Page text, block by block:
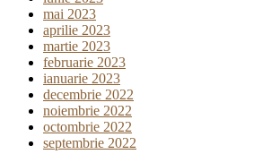
mai 2023
aprilie 2023
martie 2023
februarie 2023
ianuarie 2023
decembrie 2022
noiembrie 2022
octombrie 2022
septembrie 2022